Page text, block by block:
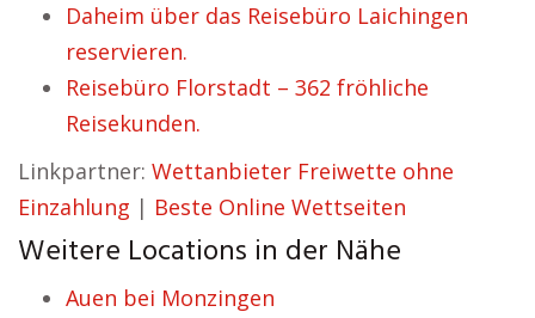
Daheim über das Reisebüro Laichingen
reservieren.
Reisebüro Florstadt – 362 fröhliche
Reisekunden.
Linkpartner: Wettanbieter Freiwette ohne
Einzahlung | Beste Online Wettseiten
Weitere Locations in der Nähe
Auen bei Monzingen